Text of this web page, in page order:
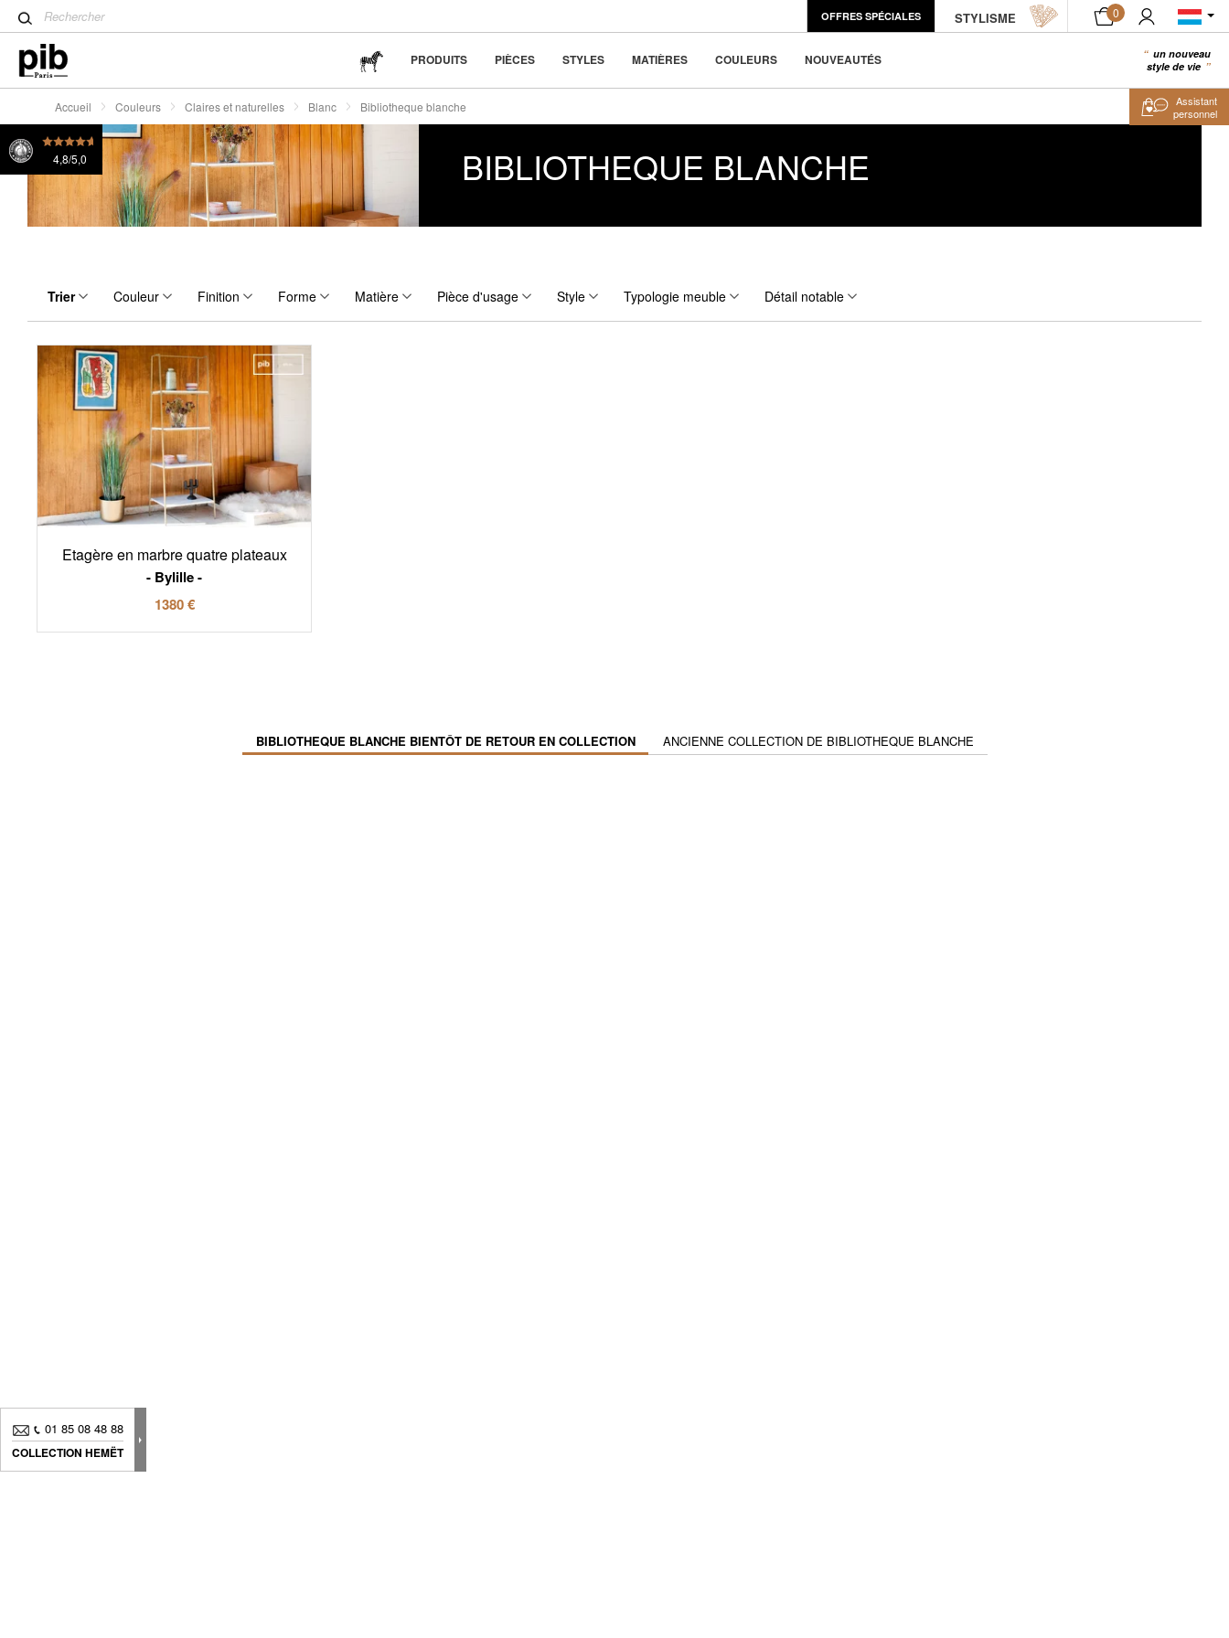
OFFRES SPÉCIALES STYLISME 0
Wabi-Sabi : L'art de trouver la beauté dans la
PRODUITS PIÈCES STYLES MATIÈRES COULEURS NOUVEAUTÉS
un nouveau
style de vie
Accueil Couleurs Claires et naturelles Blanc Bibliotheque blanche
BIBLIOTHEQUE BLANCHE
Trier Couleur Finition Forme Matière Pièce d'usage Style Typologie meuble Détail notable
Etagère en marbre quatre plateaux
Bylille
1380 €
BIBLIOTHEQUE BLANCHE BIENTÔT DE RETOUR EN COLLECTION ANCIENNE COLLECTION DE BIBLIOTHEQUE BLANCHE
4,8/5,0
Assistant
personnel
01 85 08 48 88
COLLECTION HEMËT